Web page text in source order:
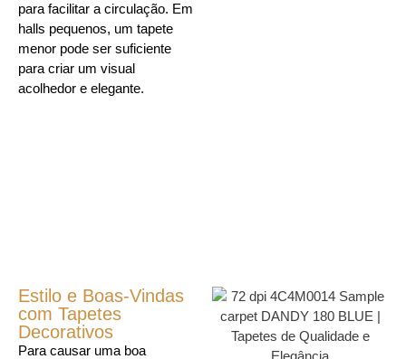
para facilitar a circulação. Em
halls pequenos, um tapete
menor pode ser suficiente
para criar um visual
acolhedor e elegante.
Estilo e Boas-Vindas
com Tapetes
Decorativos
Para causar uma boa